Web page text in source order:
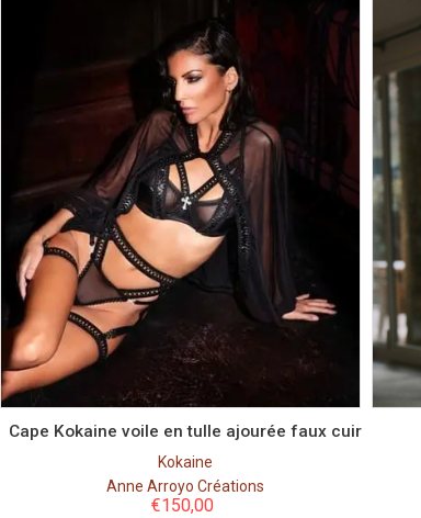
Couleur
Taille
Cape Kokaine voile en tulle ajourée faux cuir
Kokaine
Anne Arroyo Créations
€150,00